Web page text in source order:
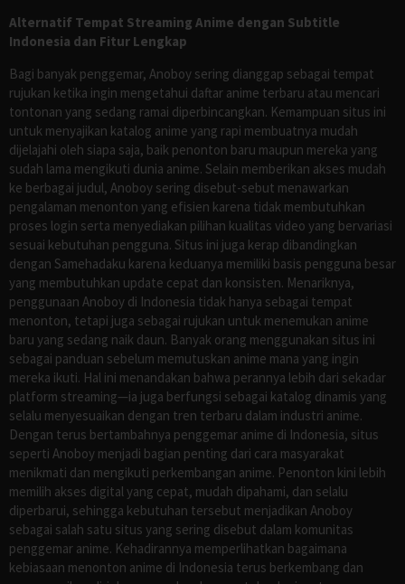
Alternatif Tempat Streaming Anime dengan Subtitle
Indonesia dan Fitur Lengkap
Bagi banyak penggemar, Anoboy sering dianggap sebagai tempat
rujukan ketika ingin mengetahui daftar anime terbaru atau mencari
tontonan yang sedang ramai diperbincangkan. Kemampuan situs ini
untuk menyajikan katalog anime yang rapi membuatnya mudah
dijelajahi oleh siapa saja, baik penonton baru maupun mereka yang
sudah lama mengikuti dunia anime. Selain memberikan akses mudah
ke berbagai judul, Anoboy sering disebut-sebut menawarkan
pengalaman menonton yang efisien karena tidak membutuhkan
proses login serta menyediakan pilihan kualitas video yang bervariasi
sesuai kebutuhan pengguna. Situs ini juga kerap dibandingkan
dengan Samehadaku karena keduanya memiliki basis pengguna besar
yang membutuhkan update cepat dan konsisten. Menariknya,
penggunaan Anoboy di Indonesia tidak hanya sebagai tempat
menonton, tetapi juga sebagai rujukan untuk menemukan anime
baru yang sedang naik daun. Banyak orang menggunakan situs ini
sebagai panduan sebelum memutuskan anime mana yang ingin
mereka ikuti. Hal ini menandakan bahwa perannya lebih dari sekadar
platform streaming—ia juga berfungsi sebagai katalog dinamis yang
selalu menyesuaikan dengan tren terbaru dalam industri anime.
Dengan terus bertambahnya penggemar anime di Indonesia, situs
seperti Anoboy menjadi bagian penting dari cara masyarakat
menikmati dan mengikuti perkembangan anime. Penonton kini lebih
memilih akses digital yang cepat, mudah dipahami, dan selalu
diperbarui, sehingga kebutuhan tersebut menjadikan Anoboy
sebagai salah satu situs yang sering disebut dalam komunitas
penggemar anime. Kehadirannya memperlihatkan bagaimana
kebiasaan menonton anime di Indonesia terus berkembang dan